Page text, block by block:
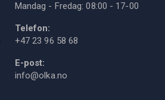
Mandag - Fredag: 08:00 - 17-00
Telefon:
+47 23 96 58 68
E-post:
info@olka.no